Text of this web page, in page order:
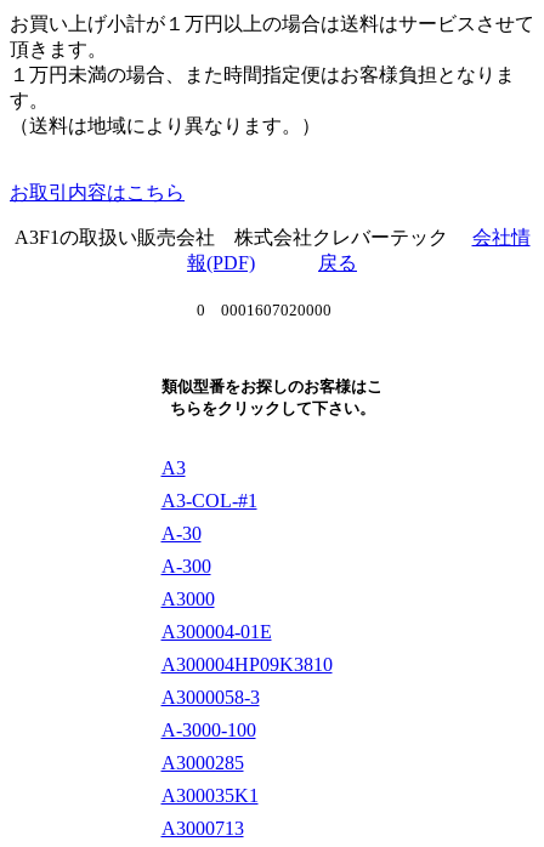
お買い上げ小計が１万円以上の場合は送料はサービスさせて
頂きます。
１万円未満の場合、また時間指定便はお客様負担となりま
す。
（送料は地域により異なります。）
お取引内容はこちら
A3F1の取扱い販売会社 株式会社クレバーテック 会社情
報(PDF)
戻る
0 0001607020000
類似型番をお探しのお客様はこ
ちらをクリックして下さい。
A3
A3-COL-#1
A-30
A-300
A3000
A300004-01E
A300004HP09K3810
A3000058-3
A-3000-100
A3000285
A300035K1
A3000713